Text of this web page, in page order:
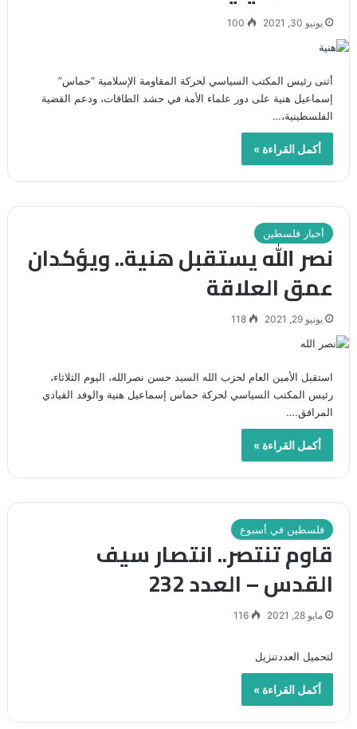
يونيو 30, 2021 100
أثنى رئيس المكتب السياسي لحركة المقاومة الإسلامية “حماس”
إسماعيل هنية على دور علماء الأمة في حشد الطاقات، ودعم القضية
الفلسطينية،…
أكمل القراءة »
أخبار فلسطين
نصر الله يستقبل هنية.. ويؤكدان
عمق العلاقة
يونيو 29, 2021 118
استقبل الأمين العام لحزب الله السيد حسن نصرالله، اليوم الثلاثاء،
رئيس المكتب ‏السياسي لحركة حماس إسماعيل هنية والوفد ‏القيادي
المرافق.…
أكمل القراءة »
فلسطين في أسبوع
قاوم تنتصر.. انتصار سيف
القدس – العدد 232
مايو 28, 2021 116
لتحميل العددتنزيل
أكمل القراءة »